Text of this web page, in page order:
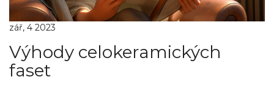
zář, 4 2023
Výhody celokeramických
faset